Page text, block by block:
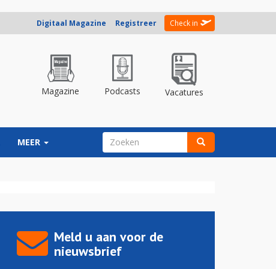
Digitaal Magazine Registreer Check in
Magazine Podcasts Vacatures
MEER ZOEKVELD
Meld u aan voor de
nieuwsbrief